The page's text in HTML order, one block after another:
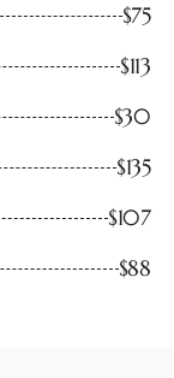
$75
$113
$30
$135
$107
$88